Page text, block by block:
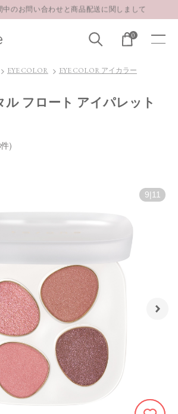
中のお問い合わせと商品配送に関しまして
登録 500円OFFクーポンプレゼント
0
EYE COLOR EYE COLOR アイカラー
ル フロート アイパレット
9| 11